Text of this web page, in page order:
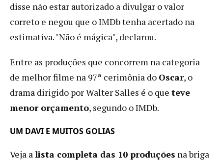
disse não estar autorizado a divulgar o valor
correto e negou que o IMDb tenha acertado na
estimativa. "Não é mágica", declarou.
Entre as produções que concorrem na categoria
de melhor filme na 97ª cerimônia do Oscar, o
drama dirigido por Walter Salles é o que teve
menor orçamento, segundo o IMDb.
UM DAVI E MUITOS GOLIAS
Veja alista completa das 10 produções na briga